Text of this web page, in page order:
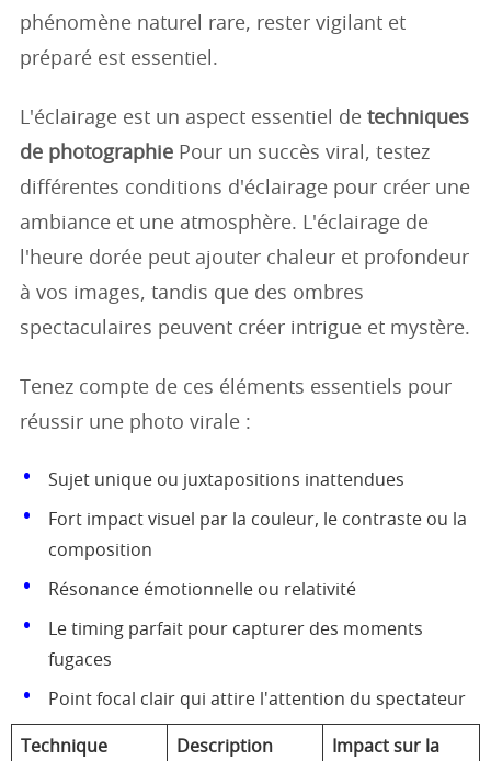
phénomène naturel rare, rester vigilant et
préparé est essentiel.
L'éclairage est un aspect essentiel de techniques
de photographie Pour un succès viral, testez
différentes conditions d'éclairage pour créer une
ambiance et une atmosphère. L'éclairage de
l'heure dorée peut ajouter chaleur et profondeur
à vos images, tandis que des ombres
spectaculaires peuvent créer intrigue et mystère.
Tenez compte de ces éléments essentiels pour
réussir une photo virale :
Sujet unique ou juxtapositions inattendues
Fort impact visuel par la couleur, le contraste ou la
composition
Résonance émotionnelle ou relativité
Le timing parfait pour capturer des moments
fugaces
Point focal clair qui attire l'attention du spectateur
Technique Description
Impact sur la